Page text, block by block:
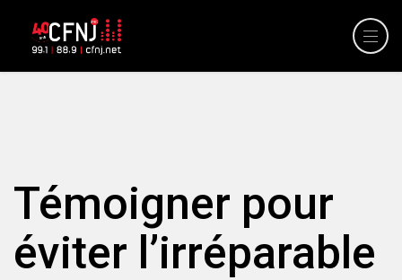
Témoigner pour
éviter l’irréparable